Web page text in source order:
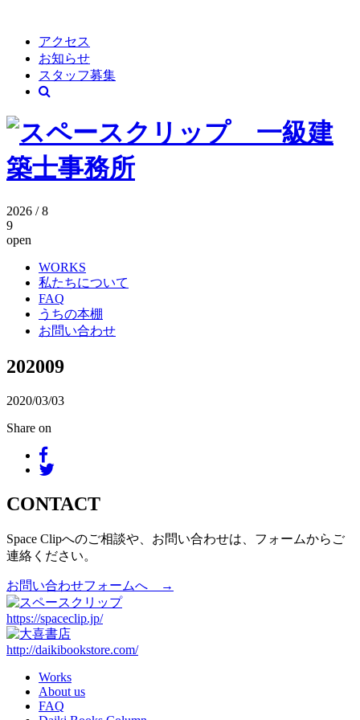
アクセス
お知らせ
スタッフ募集
2026 / 8
9
open
WORKS
私たちについて
FAQ
うちの本棚
お問い合わせ
202009
2020/03/03
Share on
CONTACT
Space Clipへのご相談や、お問い合わせは、フォームからご
連絡ください。
お問い合わせフォームへ →
https://spaceclip.jp/
http://daikibookstore.com/
Works
About us
FAQ